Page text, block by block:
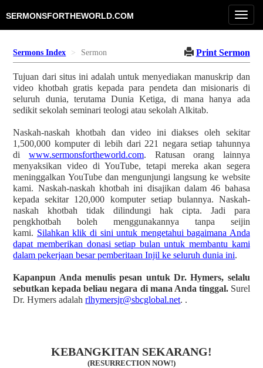
SERMONSFORTHEWORLD.COM
Sermons Index Sermon Print Sermon
Tujuan dari situs ini adalah untuk menyediakan manuskrip dan
video khotbah gratis kepada para pendeta dan misionaris di
seluruh dunia, terutama Dunia Ketiga, di mana hanya ada
sedikit sekolah seminari teologi atau sekolah Alkitab.
Naskah-naskah khotbah dan video ini diakses oleh sekitar
1,500,000 komputer di lebih dari 221 negara setiap tahunnya
di www.sermonsfortheworld.com. Ratusan orang lainnya
menyaksikan video di YouTube, tetapi mereka akan segera
meninggalkan YouTube dan mengunjungi langsung ke website
kami. Naskah-naskah khotbah ini disajikan dalam 46 bahasa
kepada sekitar 120,000 komputer setiap bulannya. Naskah-
naskah khotbah tidak dilindungi hak cipta. Jadi para
pengkhotbah boleh menggunakannya tanpa seijin
kami. Silahkan klik di sini untuk mengetahui bagaimana Anda
dapat memberikan donasi setiap bulan untuk membantu kami
dalam pekerjaan besar pemberitaan Injil ke seluruh dunia ini.
Kapanpun Anda menulis pesan untuk Dr. Hymers, selalu
sebutkan kepada beliau negara di mana Anda tinggal. Surel
Dr. Hymers adalahrlhymersjr@sbcglobal.net. .
KEBANGKITAN SEKARANG!
(RESURRECTION NOW!)